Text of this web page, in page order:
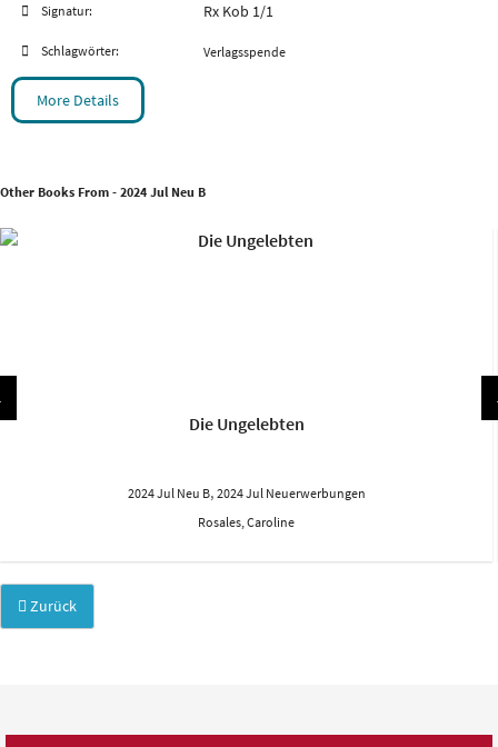
Signatur: Rx Kob 1/1
Schlagwörter: Verlagsspende
More Details
Other Books From - 2024 Jul Neu B
Die Ungelebten
2024 Jul Neu B, 2024 Jul Neuerwerbungen
Rosales, Caroline
Zurück